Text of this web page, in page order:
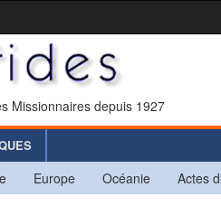
Missionnaires depuis 1927
Europe Océanie Actes